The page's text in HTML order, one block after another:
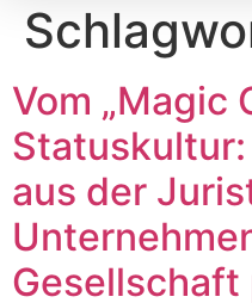
Vom „Magic
aus der
Gesellschaft